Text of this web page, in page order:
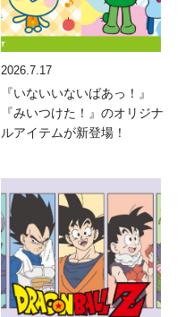
2026.7.17
『いないいないばあっ！』
『みいつけた！』のオリジナ
ルアイテムが新登場！